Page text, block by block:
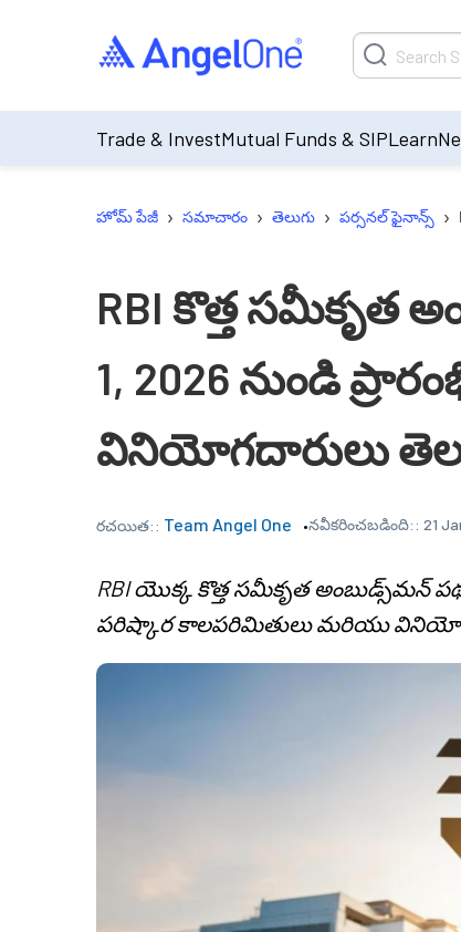
Trade & InvestMutual Funds & SIPLearn
హోమ్ పేజీ › సమాచారం › తెలుగు › పర్సనల్ ఫైనాన్స్ ›
RBI కొత్త సమీకృత
1, 2026 నుండి
వినియోగదారులు
రచయిత:: Team Angel One నవీకరించబడింది:: 21
RBI యొక్క కొత్త సమీకృత అంబుడ్స్‌మన్
పరిష్కార కాలపరిమితులు మరియు